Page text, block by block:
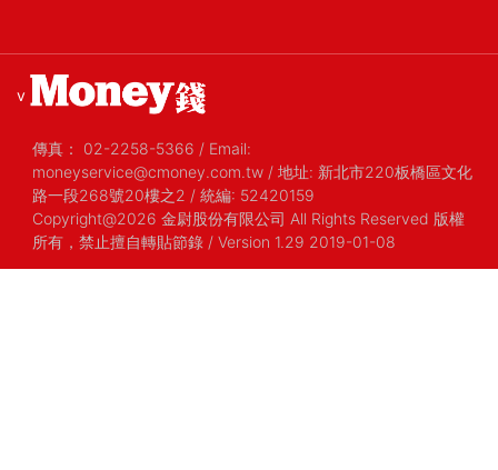
v
傳真： 02-2258-5366 / Email:
moneyservice@cmoney.com.tw / 地址: 新北市220板橋區文化
路一段268號20樓之2 / 統編: 52420159
Copyright@2026 金尉股份有限公司 All Rights Reserved 版權
所有，禁止擅自轉貼節錄 / Version 1.29 2019-01-08